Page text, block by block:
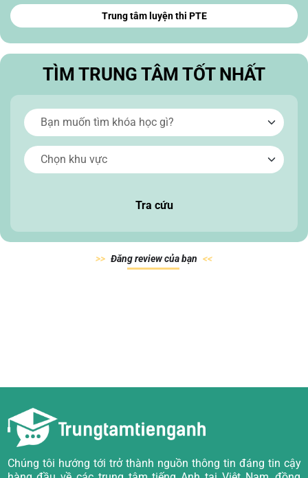
Trung tâm luyện thi PTE
TÌM TRUNG TÂM TỐT NHẤT
Tra cứu
Đăng review củabạn
Chúng tôi hướng tới trở thành nguồn thông tin đáng tin cậy